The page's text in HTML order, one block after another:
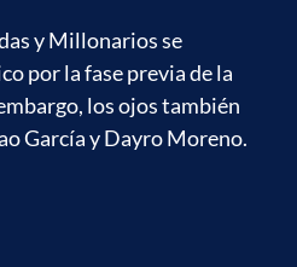
y Millonarios se
por la fase previa de la
los ojos también
García y Dayro Moreno.